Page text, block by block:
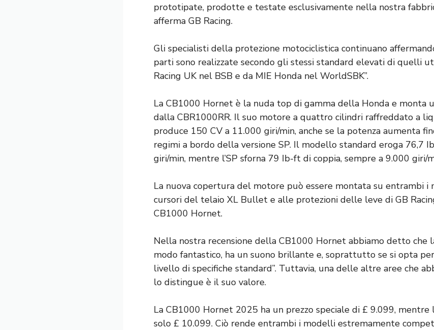
prototipate, prodotte e testate esclusivamente nella nostra
afferma GB Racing.
Gli specialisti della protezione motociclistica continuano
parti sono realizzate secondo gli stessi standard elevati di quelli
Racing UK nel BSB e da MIE Honda nel WorldSBK”.
La CB1000 Hornet è la nuda top di gamma della Honda e monta
dalla CBR1000RR. Il suo motore a quattro cilindri raffreddato a
produce 150 CV a 11.000 giri/min, anche se la potenza aumenta
regimi a bordo della versione SP. Il modello standard eroga 76,7
giri/min, mentre l’SP sforna 79 Ib-ft di coppia, sempre a 9.000 giri/
La nuova copertura del motore può essere montata su entrambi i
cursori del telaio XL Bullet e alle protezioni delle leve di GB
CB1000 Hornet.
Nella nostra recensione della CB1000 Hornet abbiamo detto che
modo fantastico, ha un suono brillante e, soprattutto se si opta
livello di specifiche standard”. Tuttavia, una delle altre aree che
lo distingue è il suo valore.
La CB1000 Hornet 2025 ha un prezzo speciale di £ 9.099, mentre
solo £ 10.099. Ciò rende entrambi i modelli estremamente